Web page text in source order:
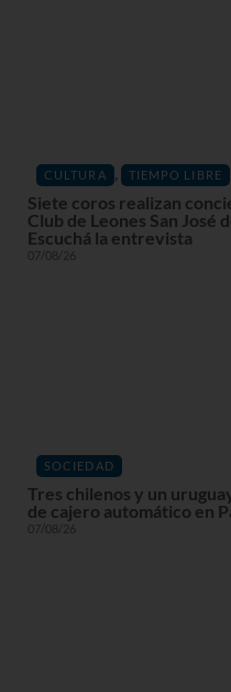
CULTURA , TIEMPO LIBRE
Siete coros realizan
Club de Leones San José
Escuchá la entrevista
07/08/26
SOCIEDAD
Tres chilenos y un
de cajero automático en
07/08/26